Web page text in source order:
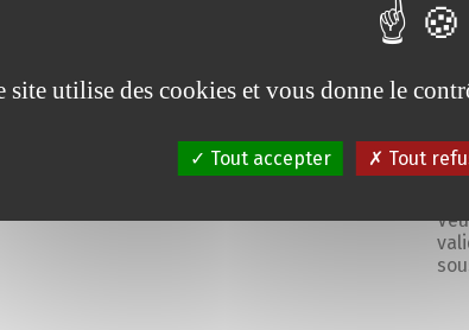
site utilise des cookies et vous donne le
Tout accepter Tout